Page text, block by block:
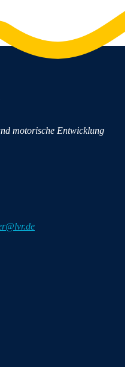
motorische Entwicklung